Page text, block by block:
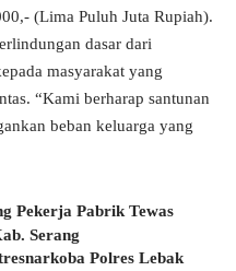
(Lima Puluh Juta Rupiah).
dasar dari
masyarakat yang
“Kami berharap santunan
beban keluarga yang
Pekerja Pabrik Tewas
Serang
Polres Lebak